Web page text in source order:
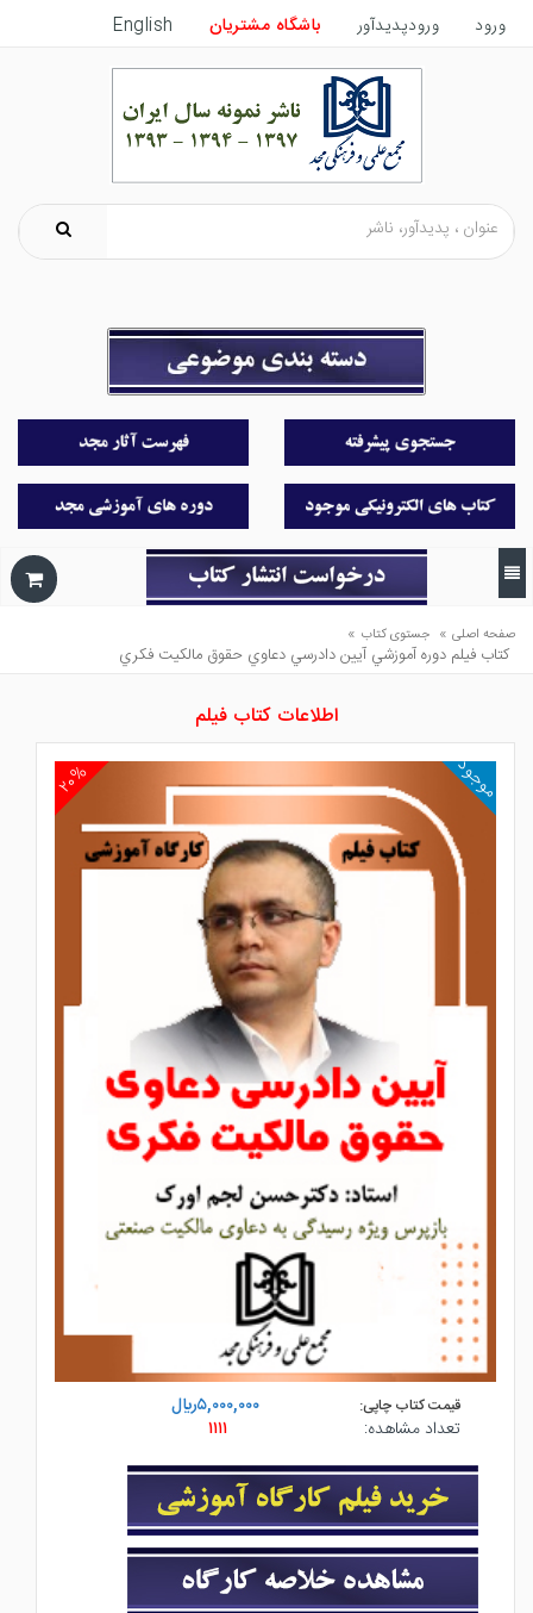
ورود ورودپدیدآور باشگاه مشتریان English
صفحه اصلی » جستوی کتاب »
كتاب فيلم دوره آموزشي آيين دادرسي دعاوي حقوق مالكيت فكري
اطلاعات کتاب فیلم
۲۰% موجود
قیمت کتاب چاپی:
۵,۰۰۰,۰۰۰ريال
تعداد مشاهده:
۱۱۱۱